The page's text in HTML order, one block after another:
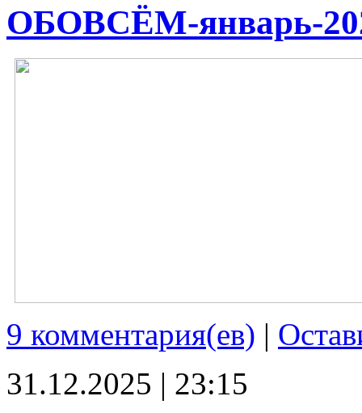
ОБОВСЁМ-январь-
9 комментария(ев) |
31.12.2025 | 23:15